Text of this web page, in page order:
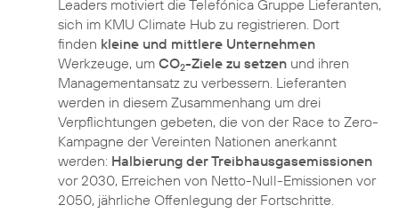
Leaders motiviert die Telefónica Gruppe Lieferanten,
sich im KMU Climate Hub zu registrieren. Dort
finden kleine und mittlere Unternehmen
Werkzeuge, um CO2-Ziele zu setzen und ihren
Managementansatz zu verbessern. Lieferanten
werden in diesem Zusammenhang um drei
Verpflichtungen gebeten, die von der Race to Zero-
Kampagne der Vereinten Nationen anerkannt
werden: Halbierung der Treibhausgasemissionen
vor 2030, Erreichen von Netto-Null-Emissionen vor
2050, jährliche Offenlegung der Fortschritte.